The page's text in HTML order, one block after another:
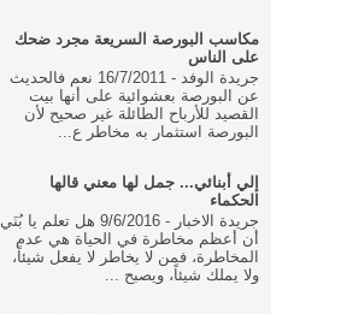
مكاسب البورصة السريعة مجرد ضحك
على الناس
جريدة الوفد - 16/7/2011 نعم فالحديث
عن البورصة بعشوائية على أنها بيت
القصيد للأرباح الطائلة غير صحيح لأن
البورصة استثمار به مخاطر ع...
إلي أبنائي... جمل لها معني قالها
الحكماء
جريدة الاخبار - 9/6/2016 هل تعلم يا بُنَي
أن أعظم مخاطرة في الحياة هي عدم
المخاطرة، فمن لا يخاطر لا يفعل شيئاً،
ولا يملك شيئاً، ويصبح ...